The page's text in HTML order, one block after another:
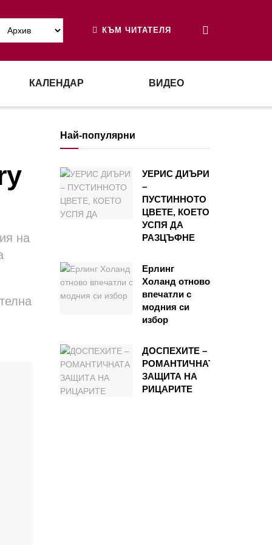
КЪМ ЧИТАТЕЛЯ
КАЛЕНДАР ВИДЕО
на
Най-популярни
УЕРИС ДИЪРИ
–
ПУСТИННОТО
ЦВЕТЕ, КОЕТО
УСПЯ ДА
РАЗЦЪФНЕ
Ерлинг
Холанд отново
впечатли с
модния си
избор
ДОСПЕХИТЕ –
РОМАНТИЧНАТА
ЗАЩИТА НА
РИЦАРИТЕ